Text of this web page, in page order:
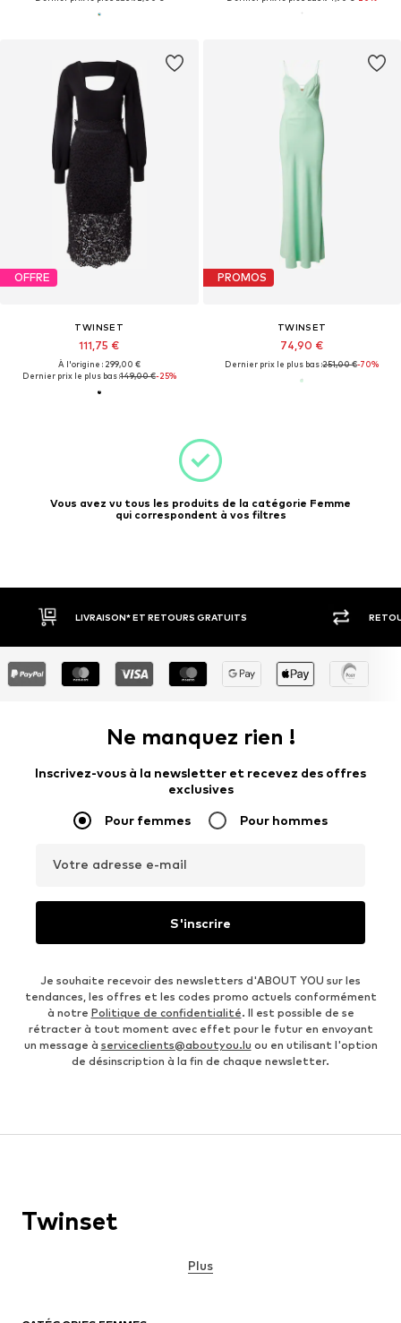
OFFRE
TWINSET
111,75 €
À l'origine : 299,00 €
Dernier prix le plus bas :149,00 €-25%
PROMOS
TWINSET
74,90 €
Dernier prix le plus bas :251,00 €-70%
Vous avez vu tous les produits de la catégorie Femme
qui correspondent à vos filtres
GRATUITS RETOUR SOUS 30 JOURS
Ne manquez rien !
Inscrivez-vous à la newsletter et recevez des offres
exclusives
Pour femmes Pour hommes
Votre adresse e-mail
S'inscrire
Je souhaite recevoir des newsletters d'ABOUT YOU sur les
tendances, les offres et les codes promo actuels conformément
à notre Politique de confidentialité. Il est possible de se
rétracter à tout moment avec effet pour le futur en envoyant
un message à serviceclients@aboutyou.lu ou en utilisant l'option
de désinscription à la fin de chaque newsletter.
Twinset
Plus